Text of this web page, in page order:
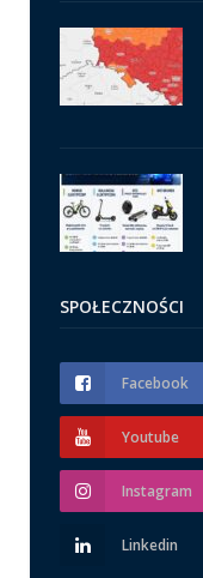
SPOŁECZNOŚCI
Facebook
Youtube
Instagram
Linkedin